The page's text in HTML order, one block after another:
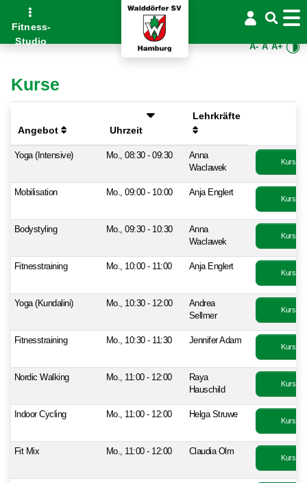
A- A A+
Fitness-
Studio
Kurse
Angebot Uhrzeit
Lehrkräfte
Yoga (Intensive) Mo., 08:30 - 09:30
Anna
Waclawek
Kurs
Mobilisation Mo., 09:00 - 10:00 Anja Englert
Kurs
Bodystyling Mo., 09:30 - 10:30
Anna
Waclawek
Kurs
Fitnesstraining Mo., 10:00 - 11:00 Anja Englert
Kurs
Yoga (Kundalini) Mo., 10:30 - 12:00
Andrea
Sellmer
Kurs
Fitnesstraining Mo., 10:30 - 11:30 Jennifer Adam
Kurs
Nordic Walking Mo., 11:00 - 12:00
Raya
Hauschild
Kurs
Indoor Cycling Mo., 11:00 - 12:00 Helga Struwe
Kurs
Fit Mix Mo., 11:00 - 12:00 Claudia Olm
Kurs